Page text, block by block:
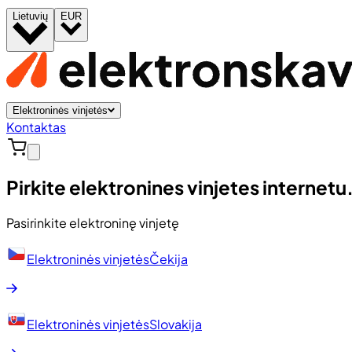
Lietuvių EUR
Elektroninės vinjetės
Kontaktas
Pirkite elektronines vinjetes
Pasirinkite elektroninę vinjetę
Elektroninės vinjetėsČekija
Elektroninės vinjetėsSlovakija